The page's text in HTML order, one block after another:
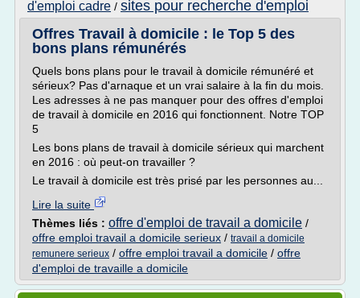
d'emploi cadre / sites pour recherche d'emploi
Offres Travail à domicile : le Top 5 des
bons plans rémunérés
Quels bons plans pour le travail à domicile rémunéré et
sérieux? Pas d'arnaque et un vrai salaire à la fin du mois.
Les adresses à ne pas manquer pour des offres d'emploi
de travail à domicile en 2016 qui fonctionnent. Notre TOP
5
Les bons plans de travail à domicile sérieux qui marchent
en 2016 : où peut-on travailler ?
Le travail à domicile est très prisé par les personnes au...
Lire la suite
Thèmes liés : offre d'emploi de travail a domicile /
offre emploi travail a domicile serieux / travail a domicile
remunere serieux / offre emploi travail a domicile / offre
d'emploi de travaille a domicile